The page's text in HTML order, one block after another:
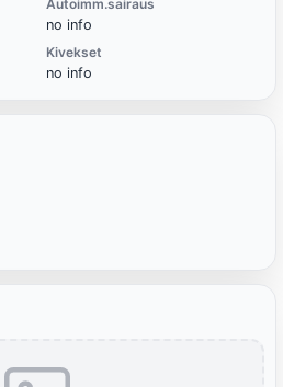
Autoimm.sairaus
no info
Kivekset
no info